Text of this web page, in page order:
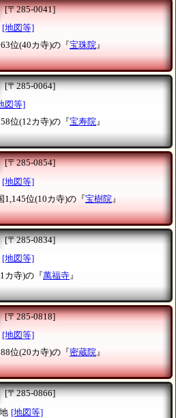
[〒285-0041]
[地図等]
位(40カ寺)の『宝珠院』
[〒285-0064]
図等]
位(12カ寺)の『宝寿院』
[〒285-0854]
[地図等]
1,145位(10カ寺)の『宝樹院 』
[〒285-0834]
[地図等]
カ寺)の『萬福寺』
[〒285-0818]
[地図等]
位(20カ寺)の『密蔵院』
[〒285-0866]
[地図等]